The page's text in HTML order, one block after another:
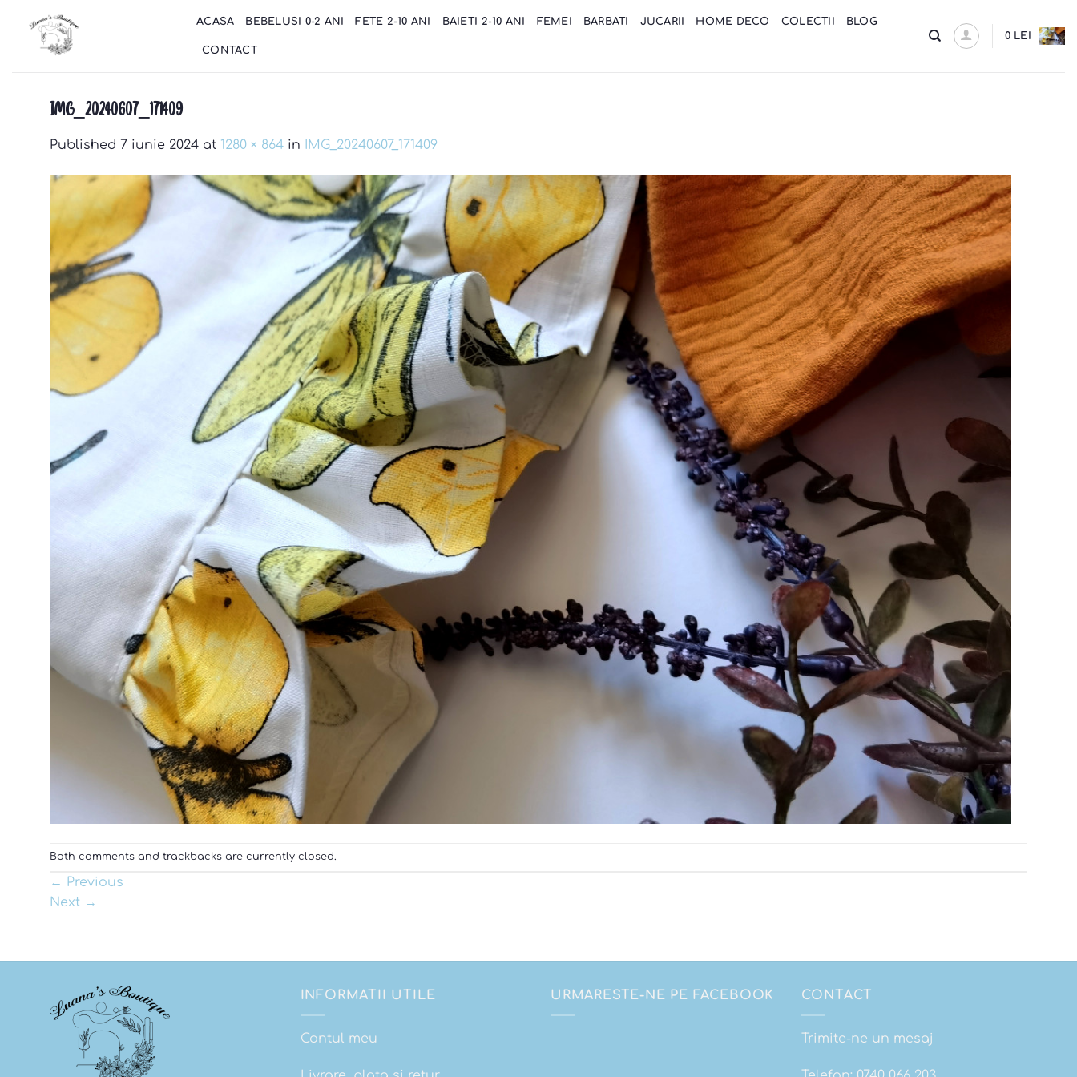
content
ACASA BEBELUSI 0-2 ANI FETE 2-10 ANI BAIETI 2-10 ANI FEMEI BARBATI JUCARII HOME DECO COLECTII BLOG
CONTACT
0 LEI
IMG_20240607_171409
Published 7 iunie 2024 at 1280 × 864 in IMG_20240607_171409
Both comments and trackbacks are currently closed.
← Previous
Next →
INFORMATII UTILE
Contul meu
URMARESTE-NE PE FACEBOOK CONTACT
Trimite-ne un mesaj